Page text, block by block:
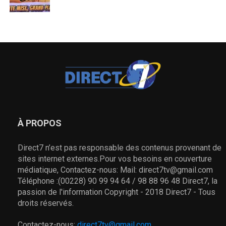
À PROPOS
Direct7 n’est pas responsable des contenus provenant de
sites internet externes.Pour vos besoins en couverture
médiatique, Contactez-nous: Mail: direct7tv@gmail.com
Téléphone :(00228) 90 99 94 64 / 98 88 96 48 Direct7, la
passion de l'information Copyright - 2018 Direct7 - Tous
droits réservés.